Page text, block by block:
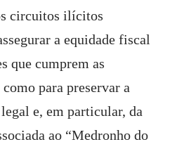
circuitos ilícitos
a equidade fiscal
que cumprem as
para preservar a
e, em particular, da
ao “Medronho do